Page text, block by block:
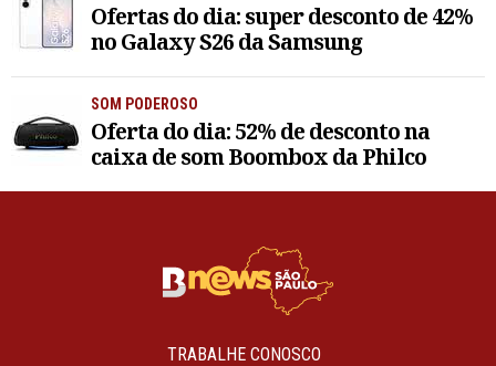
Ofertas do dia: super desconto de 42%
no Galaxy S26 da Samsung
SOM PODEROSO
Oferta do dia: 52% de desconto na
caixa de som Boombox da Philco
TRABALHE CONOSCO